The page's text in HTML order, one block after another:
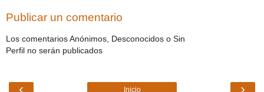
Publicar un comentario
Los comentarios Anónimos, Desconocidos o Sin
Perfil no serán publicados
Inicio